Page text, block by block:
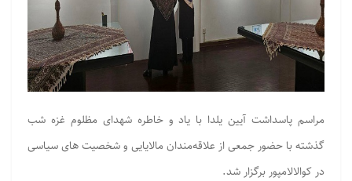
مراسم پاسداشت آیین یلدا با یاد و خاطره شهدای مظلوم غزه شب
گذشته با حضور جمعی از علاقه‌مندان مالایایی و شخصیت های سیاسی
در کوالالامپور برگزار شد.